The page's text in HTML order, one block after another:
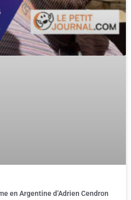
en Argentine d’Adrien Cendron